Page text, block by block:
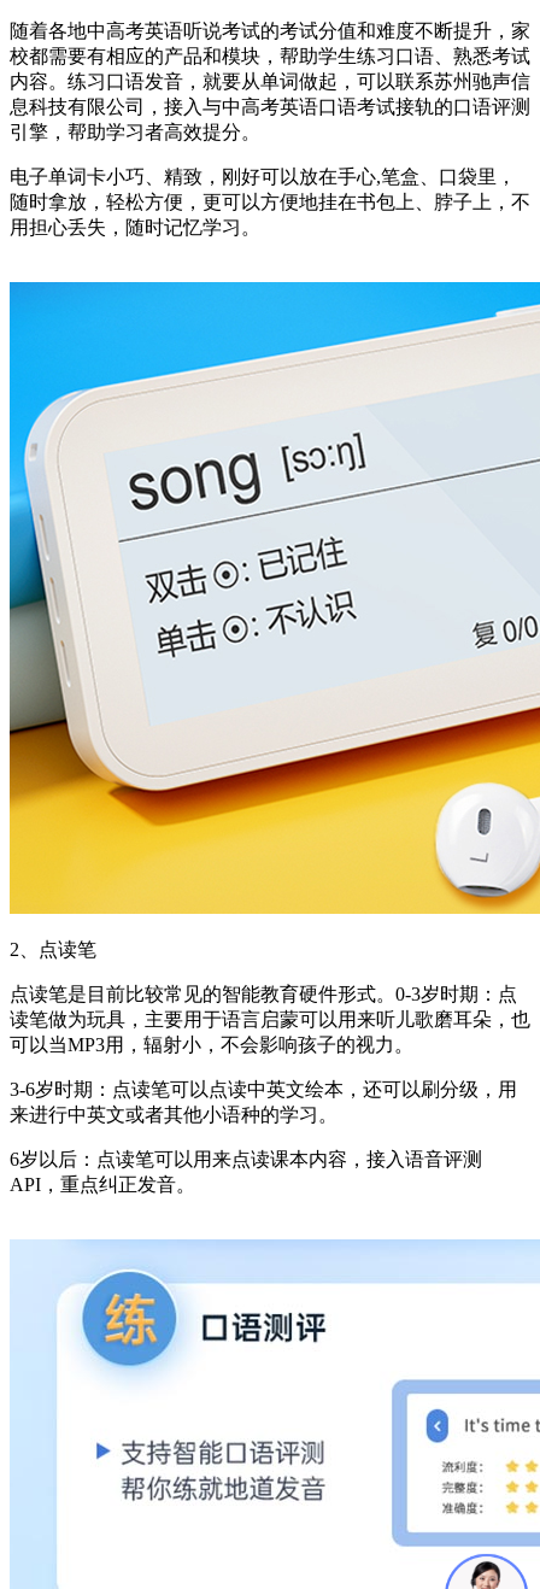
随着各地中高考英语听说考试的考试分值和难度不断提升，家
校都需要有相应的产品和模块，帮助学生练习口语、熟悉考试
内容。练习口语发音，就要从单词做起，可以联系苏州驰声信
息科技有限公司，接入与中高考英语口语考试接轨的口语评测
引擎，帮助学习者高效提分。
电子单词卡小巧、精致，刚好可以放在手心,笔盒、口袋里，
随时拿放，轻松方便，更可以方便地挂在书包上、脖子上，不
用担心丢失，随时记忆学习。
2、点读笔
点读笔是目前比较常见的智能教育硬件形式。0-3岁时期：点
读笔做为玩具，主要用于语言启蒙可以用来听儿歌磨耳朵，也
可以当MP3用，辐射小，不会影响孩子的视力。
3-6岁时期：点读笔可以点读中英文绘本，还可以刷分级，用
来进行中英文或者其他小语种的学习。
6岁以后：点读笔可以用来点读课本内容，接入语音评测
API，重点纠正发音。